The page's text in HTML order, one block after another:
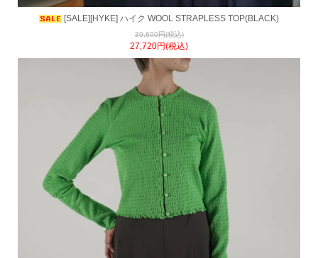
[SALE][HYKE] ハイク WOOL STRAPLESS TOP(BLACK)
39,600円(税込)
27,720円(税込)